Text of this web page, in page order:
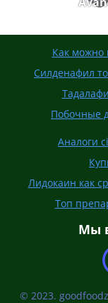
Как можно
Силденафил
Побочные
Аналоги
Лидокаин как
Топ
Мы
© 2023.